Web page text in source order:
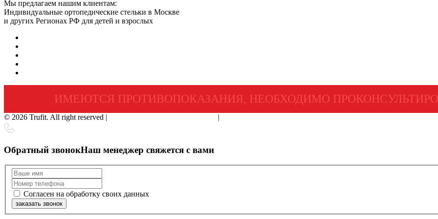
Мы предлагаем нашим клиентам:
Индивидуальные ортопедические стельки в Москве
и других Регионах РФ для детей и взрослых
ИМЕЮТСЯ ПРОТИВОПОКАЗАНИЯ, НЕОБХОДИМО
© 2026 Trufit. All right reserved | |
Обратный звонокНаш менеджер свяжется с вами
Согласен на обработку своих данных
заказать звонок